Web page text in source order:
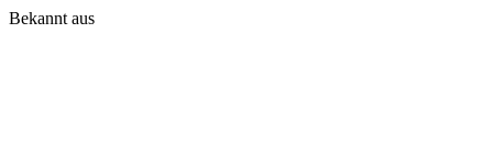
Bekannt aus